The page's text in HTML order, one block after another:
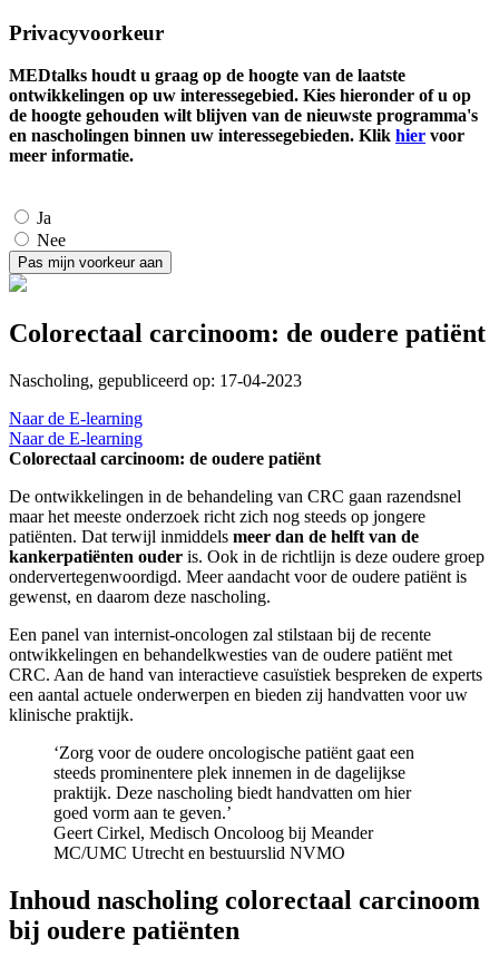
Privacyvoorkeur
MEDtalks houdt u graag op de hoogte van de laatste
ontwikkelingen op uw interessegebied. Kies hieronder of u op
de hoogte gehouden wilt blijven van de nieuwste programma's
en nascholingen binnen uw interessegebieden. Klik hier voor
meer informatie.
Ja
Nee
Colorectaal carcinoom: de oudere patiënt
Nascholing, gepubliceerd op: 17-04-2023
Naar de E-learning
Naar de E-learning
Colorectaal carcinoom: de oudere patiënt
De ontwikkelingen in de behandeling van CRC gaan razendsnel
maar het meeste onderzoek richt zich nog steeds op jongere
patiënten. Dat terwijl inmiddels meer dan de helft van de
kankerpatiënten ouder is. Ook in de richtlijn is deze oudere groep
ondervertegenwoordigd. Meer aandacht voor de oudere patiënt is
gewenst, en daarom deze nascholing.
Een panel van internist-oncologen zal stilstaan bij de recente
ontwikkelingen en behandelkwesties van de oudere patiënt met
CRC. Aan de hand van interactieve casuïstiek bespreken de experts
een aantal actuele onderwerpen en bieden zij handvatten voor uw
klinische praktijk.
‘Zorg voor de oudere oncologische patiënt gaat een
steeds prominentere plek innemen in de dagelijkse
praktijk. Deze nascholing biedt handvatten om hier
goed vorm aan te geven.’
Geert Cirkel, Medisch Oncoloog bij Meander
MC/UMC Utrecht en bestuurslid NVMO
Inhoud nascholing colorectaal carcinoom
bij oudere patiënten